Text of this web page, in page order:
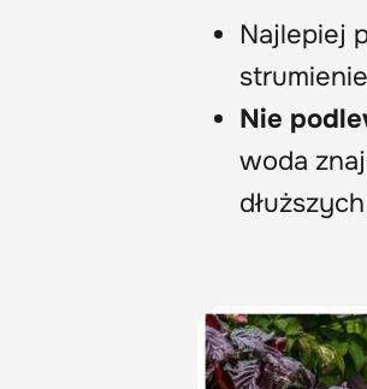
Najlepiej
Nie
woda